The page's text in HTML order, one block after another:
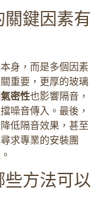
鍵因素有
身，而是多個因素
重要，更厚的玻璃
密性也影響隔音，
噪音傳入。最後，
低隔音效果，甚至
求專業的安裝團
些方法可以